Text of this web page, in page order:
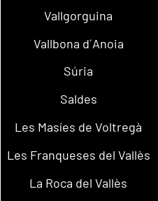
Vallgorguina
Vallbona d´Anoia
Súria
Saldes
Les Masíes de Voltregà
Les Franqueses del Vallès
La Roca del Vallès